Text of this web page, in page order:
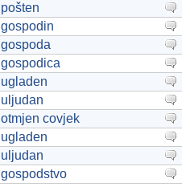
pošten
gospodin
gospoda
gospodica
ugladen
uljudan
otmjen covjek
ugladen
uljudan
gospodstvo